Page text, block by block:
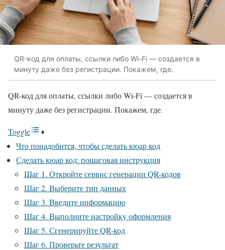
QR-код для оплаты, ссылки либо Wi-Fi — создается в
минуту даже без регистрации. Покажем, где.
QR-код для оплаты, ссылки либо Wi-Fi — создается в
минуту даже без регистрации. Покажем, где.
Toggle
Что понадобится, чтобы сделать кюар код
Сделать кюар код: пошаговая инструкция
Шаг 1. Откройте сервис генерации QR-кодов
Шаг 2. Выберите тип данных
Шаг 3. Введите информацию
Шаг 4. Выполните настройку оформления
Шаг 5. Сгенерируйте QR-код
Шаг 6. Проверьте результат